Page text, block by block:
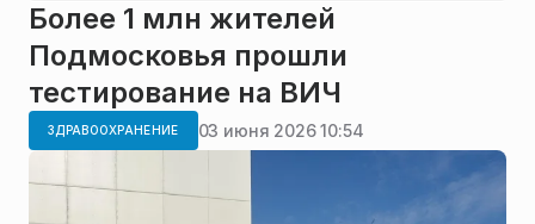
Более 1 млн жителей
Подмосковья прошли
тестирование на ВИЧ
ЗДРАВООХРАНЕНИЕ 03 июня 2026 10:54